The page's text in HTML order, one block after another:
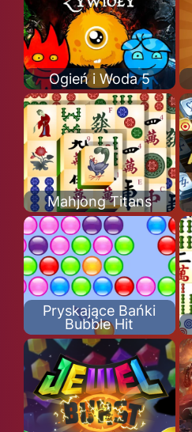
Ogień i Woda 5
Mahjong Titans
Pryskające Bańki
Bubble Hit